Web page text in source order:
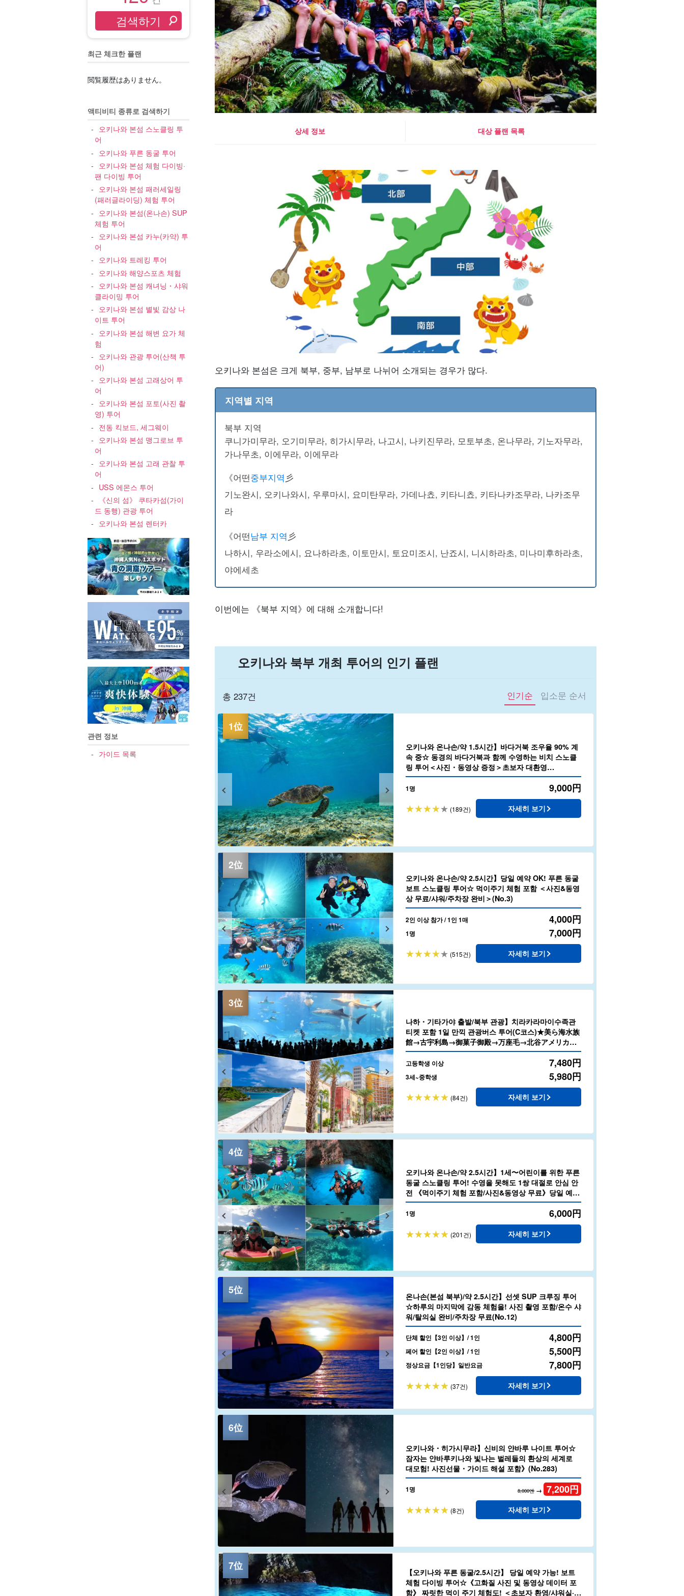
최근 체크한 플랜
閲覧履歴はありません。
액티비티 종류로 검색하기
오키나와 본섬 스노클링 투
어
오키나와 푸른 동굴 투어
오키나와 본섬 체험 다이빙·
팬 다이빙 투어
오키나와 본섬 패러세일링
(패러글라이딩) 체험 투어
오키나와 본섬(온나손) SUP
체험 투어
오키나와 본섬 카누(카약) 투
어
오키나와 트레킹 투어
오키나와 해양스포츠 체험
오키나와 본섬 캐녀닝・샤워
클라이밍 투어
오키나와 본섬 별빛 감상 나
이트 투어
오키나와 본섬 해변 요가 체
험
오키나와 관광 투어(산책 투
어)
오키나와 본섬 고래상어 투
어
오키나와 본섬 포토(사진 촬
영) 투어
전동 킥보드, 세그웨이
오키나와 본섬 맹그로브 투
어
오키나와 본섬 고래 관찰 투
어
USS 에몬스 투어
《신의 섬》 쿠타카섬(가이
드 동행) 관광 투어
오키나와 본섬 렌터카
관련 정보
가이드 목록
상세 정보 대상 플랜 목록
오키나와 본섬은 크게 북부, 중부, 남부로 나뉘어 소개되는 경우가 많다.
지역별 지역
북부 지역
쿠니가미무라, 오기미무라, 히가시무라, 나고시, 나키진무라, 모토부초, 온나무라, 기노자무라,
가나무초, 이에무라, 이에무라
《어떤중부지역 彡
기노완시, 오키나와시, 우루마시, 요미탄무라, 가데나쵸, 키타니쵸, 키타나카조무라, 나카조무
라
《어떤남부 지역 彡
나하시, 우라소에시, 요나하라초, 이토만시, 토요미조시, 난죠시, 니시하라초, 미나미후하라초,
야에세초
이번에는 《북부 지역》에 대해 소개합니다!
오키나와 북부 개최 투어의 인기 플랜
총 237건 인기순 입소문 순서
오키나와 온나손/약 1.5시간】바다거북 조우율 90% 계
속 중☆ 동경의 바다거북과 함께 수영하는 비치 스노클
링 투어＜사진・동영상 증정＞초보자 대환영
♪（No.156)
1명 9,000円
(189건) 자세히 보기
오키나와 온나손/약 2.5시간】당일 예약 OK! 푸른 동굴
보트 스노클링 투어☆ 먹이주기 체험 포함 ＜사진&동영
상 무료/샤워/주차장 완비＞(No.3)
2인 이상 참가 / 1인 1매 4,000円
1명 7,000円
(515건) 자세히 보기
나하・기타가야 출발/북부 관광】치라카라마이수족관
티켓 포함 1일 만끽 관광버스 투어(C코스)★美ら海水族
館→古宇利島→御菓子御殿→万座毛→北谷アメリカ
ン・Village《당 사이트 한정 특전: 오키나와 과자 포
함》(No.180)
고등학생 이상 7,480円
3세~중학생 5,980円
(84건) 자세히 보기
오키나와 온나손/약 2.5시간】1세〜어린이를 위한 푸른
동굴 스노클링 투어! 수영을 못해도 1쌍 대절로 안심 안
전 《먹이주기 체험 포함/사진&동영상 무료》당일 예약
OK (No.4)
1명 6,000円
(201건) 자세히 보기
온나손(본섬 북부)/약 2.5시간】선셋 SUP 크루징 투어
☆하루의 마지막에 감동 체험을! 사진 촬영 포함/온수 샤
워/탈의실 완비/주차장 무료(No.12)
단체 할인【3인 이상】/ 1인 4,800円
페어 할인【2인 이상】/ 1인 5,500円
정상요금【1인당】일반요금 7,800円
(37건) 자세히 보기
오키나와・히가시무라】신비의 얀바루 나이트 투어☆
잠자는 얀바루키나와 빛나는 벌레들의 환상의 세계로
대모험! 사진선물・가이드 해설 포함》(No.283)
1명 8,000엔→ 7,200円
(8건) 자세히 보기
【오키나와 푸른 동굴/2.5시간】 당일 예약 가능! 보트
체험 다이빙 투어☆《고화질 사진 및 동영상 데이터 포
함》 짜릿한 먹이 주기 체험도! ＜초보자 환영/샤워실·사